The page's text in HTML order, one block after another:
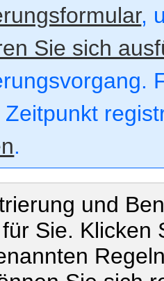
,
Sie sich
.
und
Sie. Klicken